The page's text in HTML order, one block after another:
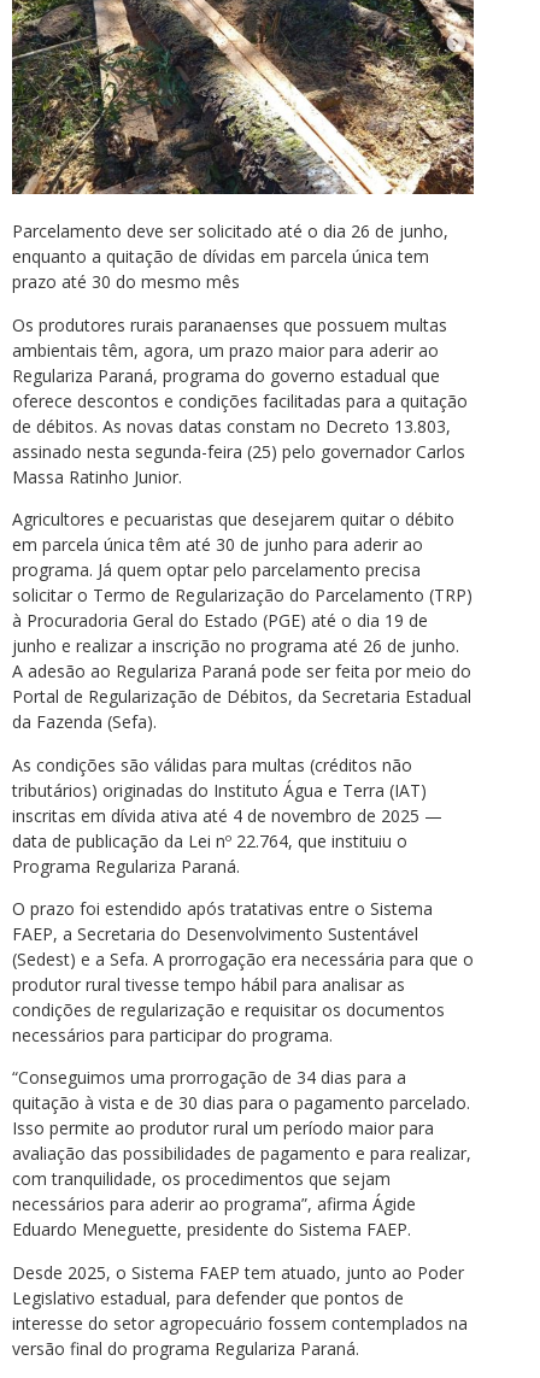
Parcelamento deve ser solicitado até o dia 26 de junho,
enquanto a quitação de dívidas em parcela única tem
prazo até 30 do mesmo mês
Os produtores rurais paranaenses que possuem multas
ambientais têm, agora, um prazo maior para aderir ao
Regulariza Paraná, programa do governo estadual que
oferece descontos e condições facilitadas para a quitação
de débitos. As novas datas constam no Decreto 13.803,
assinado nesta segunda-feira (25) pelo governador Carlos
Massa Ratinho Junior.
Agricultores e pecuaristas que desejarem quitar o débito
em parcela única têm até 30 de junho para aderir ao
programa. Já quem optar pelo parcelamento precisa
solicitar o Termo de Regularização do Parcelamento (TRP)
à Procuradoria Geral do Estado (PGE) até o dia 19 de
junho e realizar a inscrição no programa até 26 de junho.
A adesão ao Regulariza Paraná pode ser feita por meio do
Portal de Regularização de Débitos, da Secretaria Estadual
da Fazenda (Sefa).
As condições são válidas para multas (créditos não
tributários) originadas do Instituto Água e Terra (IAT)
inscritas em dívida ativa até 4 de novembro de 2025 —
data de publicação da Lei nº 22.764, que instituiu o
Programa Regulariza Paraná.
O prazo foi estendido após tratativas entre o Sistema
FAEP, a Secretaria do Desenvolvimento Sustentável
(Sedest) e a Sefa. A prorrogação era necessária para que o
produtor rural tivesse tempo hábil para analisar as
condições de regularização e requisitar os documentos
necessários para participar do programa.
“Conseguimos uma prorrogação de 34 dias para a
quitação à vista e de 30 dias para o pagamento parcelado.
Isso permite ao produtor rural um período maior para
avaliação das possibilidades de pagamento e para realizar,
com tranquilidade, os procedimentos que sejam
necessários para aderir ao programa”, afirma Ágide
Eduardo Meneguette, presidente do Sistema FAEP.
Desde 2025, o Sistema FAEP tem atuado, junto ao Poder
Legislativo estadual, para defender que pontos de
interesse do setor agropecuário fossem contemplados na
versão final do programa Regulariza Paraná.